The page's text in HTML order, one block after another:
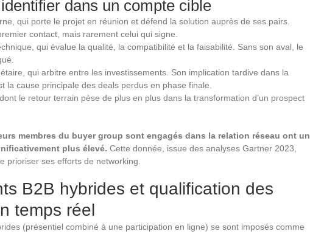
dans un compte cible
qui porte le projet en réunion et défend la solution auprès de ses pairs.
contact, mais rarement celui qui signe.
qui évalue la qualité, la compatibilité et la faisabilité. Sans son aval, le
qui arbitre entre les investissements. Son implication tardive dans la
la cause principale des deals perdus en phase finale.
le retour terrain pèse de plus en plus dans la transformation d’un prospect
membres du buyer group sont engagés dans la relation réseau ont un
plus élevé. Cette donnée, issue des analyses Gartner 2023,
prioriser ses efforts de networking.
B2B hybrides et qualification des
temps réel
(présentiel combiné à une participation en ligne) se sont imposés comme